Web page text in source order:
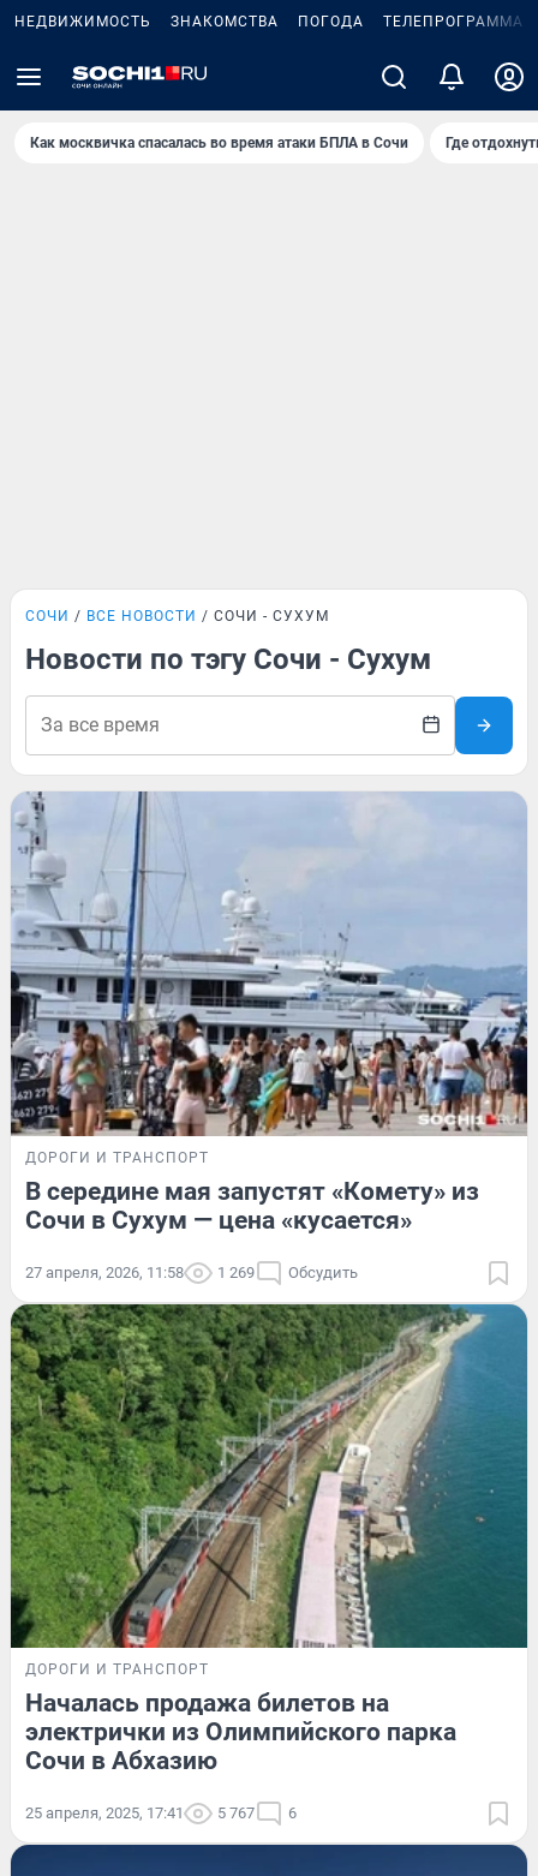
НЕДВИЖИМОСТЬ ЗНАКОМСТВА ПОГОДА ТЕЛЕПРОГРАММА
Как москвичка спасалась во время атаки БПЛА в Сочи Где
СОЧИ ВСЕ НОВОСТИ СОЧИ - СУХУМ
Новости по тэгу Сочи - Сухум
ДОРОГИ И ТРАНСПОРТ
В середине мая запустят «Комету» из
Сочи в Сухум — цена «кусается»
27 апреля, 2026, 11:58 1 269 Обсудить
ДОРОГИ И ТРАНСПОРТ
Началась продажа билетов на
электрички из Олимпийского парка
Сочи в Абхазию
25 апреля, 2025, 17:41 5 767 6